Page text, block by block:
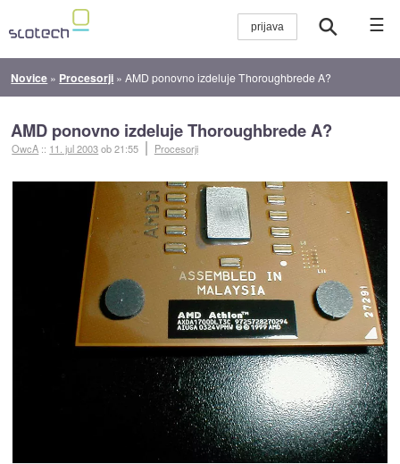
☰
Novice » Procesorji »AMD ponovno izdeluje Thoroughbrede A?
AMD ponovno izdeluje Thoroughbrede A?
OwcA :: 11. jul 2003ob 21:55 Procesorji